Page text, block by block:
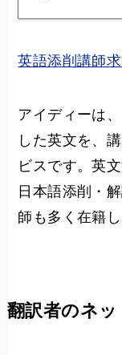
英語添削講師
アイディーは
した英文を、
ビスです。英
日本語添削・
師も多く在籍し
翻訳者のネッ